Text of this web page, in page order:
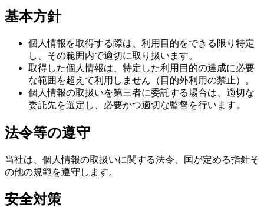
基本方針
個人情報を取得する際は、利用目的をできる限り特定
し、その範囲内で適切に取り扱います。
取得した個人情報は、特定した利用目的の達成に必要
な範囲を超えて利用しません（目的外利用の禁止）。
個人情報の取扱いを第三者に委託する場合は、適切な
委託先を選定し、必要かつ適切な監督を行います。
法令等の遵守
当社は、個人情報の取扱いに関する法令、国が定める指針そ
の他の規範を遵守します。
安全対策